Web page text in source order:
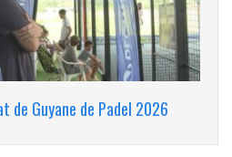
de Guyane de Padel 2026